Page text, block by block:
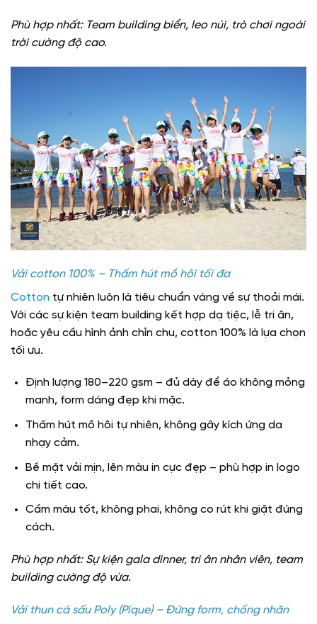
Phù hợp nhất: Team building biển, leo núi, trò chơi ngoài
trời cường độ cao.
Vải cotton 100% – Thấm hút mồ hôi tối đa
Cotton tự nhiên luôn là tiêu chuẩn vàng về sự thoải mái.
Với các sự kiện team building kết hợp dạ tiệc, lễ tri ân,
hoặc yêu cầu hình ảnh chỉn chu, cotton 100% là lựa chọn
tối ưu.
Định lượng 180–220 gsm – đủ dày để áo không mỏng
manh, form dáng đẹp khi mặc.
Thấm hút mồ hôi tự nhiên, không gây kích ứng da
nhạy cảm.
Bề mặt vải mịn, lên màu in cực đẹp – phù hợp in logo
chi tiết cao.
Cầm màu tốt, không phai, không co rút khi giặt đúng
cách.
Phù hợp nhất: Sự kiện gala dinner, tri ân nhân viên, team
building cường độ vừa.
Vải thun cá sấu Poly (Pique) – Đứng form, chống nhăn